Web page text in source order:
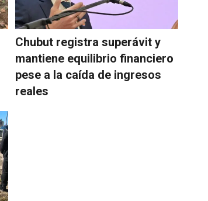
Chubut registra superávit y
mantiene equilibrio financiero
pese a la caída de ingresos
reales